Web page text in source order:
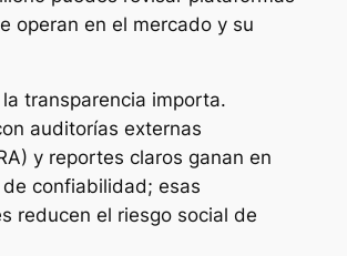
operan en el mercado y su
transparencia importa.
auditorías externas
y reportes claros ganan en
confiabilidad; esas
reducen el riesgo social de